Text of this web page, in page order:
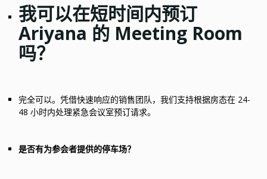
我可以在短时间内预订
Ariyana 的 Meeting Room
吗？
完全可以。凭借快速响应的销售团队，我们支持根据房态在 24-
48 小时内处理紧急会议室预订请求。
是否有为参会者提供的停车场？